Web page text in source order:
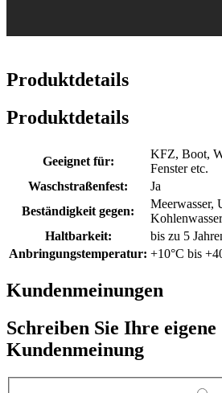
Produktdetails
Produktdetails
Geeignet für:
KFZ, Boot,
Fenster etc.
Waschstraßenfest:
Ja
Beständigkeit gegen:
Meerwasser,
Haltbarkeit:
bis zu 5
Anbringungstemperatur: +10°C bis
Kundenmeinungen
Schreiben Sie Ihre eigene
Kundenmeinung